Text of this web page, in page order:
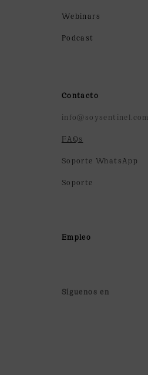
Webinars
Podcast
Contacto
info@soysentinel.com
FAQs
Soporte WhatsApp
Soporte
Empleo
Síguenos en